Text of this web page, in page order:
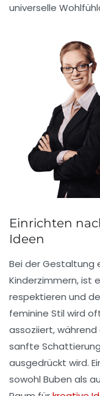
universelle
Einrichten
Ideen
Bei der Gestaltung
Kinderzimmern, ist
respektieren und
feminine Stil wird
assoziiert,
sanfte
ausgedrückt wird.
sowohl Buben als